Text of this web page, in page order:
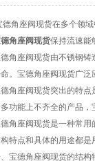
座阀现货在多个领域
角座阀现货保持流速能
角座阀现货由不锈钢
。宝德角座阀现货广
座阀现货突出的特点
功能上不齐全的产品
座阀现货是一种常用的
特点和具体的用途都
德角座阀现货的结构